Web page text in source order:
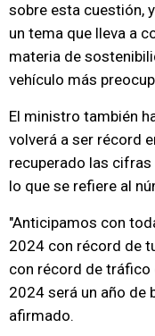
sobre esta cuestión,
un tema que lleva a
materia de
vehículo más
El ministro también
volverá a ser récord
recuperado las cifras
lo que se refiere al
"Anticipamos con
2024 con récord de
con récord de tráfico
2024 será un año de
afirmado.